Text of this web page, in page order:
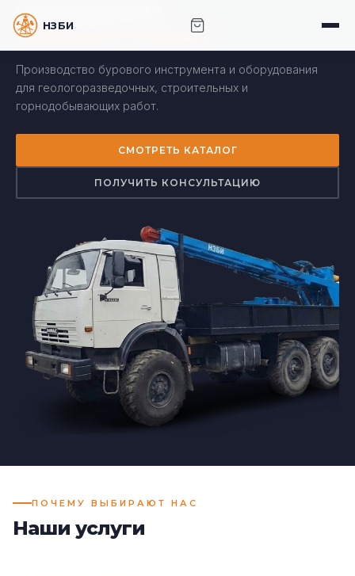
инструмент
высшего класса
Производство бурового инструмента и оборудования
для геологоразведочных, строительных и
горнодобывающих работ.
СМОТРЕТЬ КАТАЛОГ
ПОЛУЧИТЬ КОНСУЛЬТАЦИЮ
ПОЧЕМУ ВЫБИРАЮТ НАС
Наши услуги